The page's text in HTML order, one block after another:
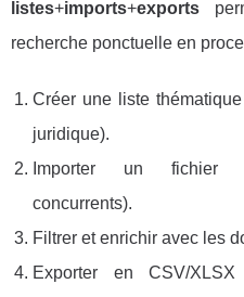
listes+imports+exports
recherche ponctuelle en
Créer une liste
juridique).
Importer un fichier
concurrents).
Filtrer et enrichir avec les
Exporter en CSV/